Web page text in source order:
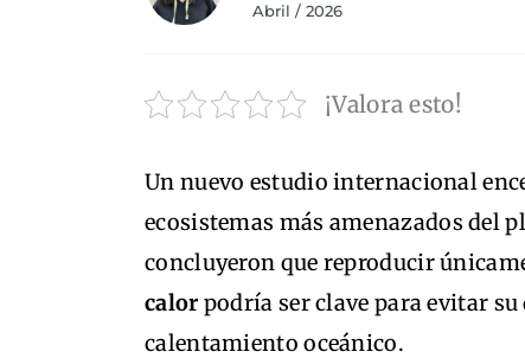
Abril / 2026
¡Valora esto!
Un nuevo estudio internacional
ecosistemas más amenazados del
concluyeron que reproducir
calor podría ser clave para evitar
calentamiento oceánico.